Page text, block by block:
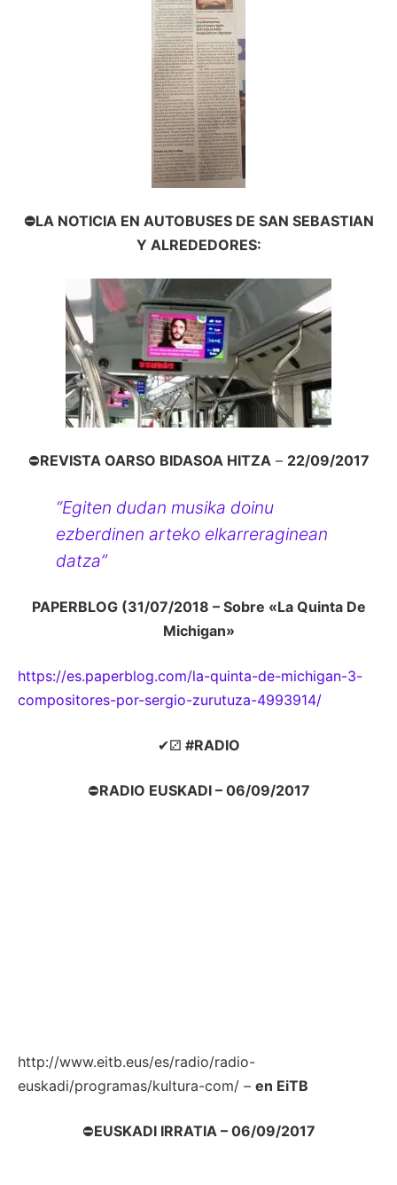
⛔LA NOTICIA EN AUTOBUSES DE SAN SEBASTIAN
Y ALREDEDORES:
⛔REVISTA OARSO BIDASOA HITZA – 22/09/2017
“Egiten dudan musika doinu
ezberdinen arteko elkarreraginean
datza”
PAPERBLOG (31/07/2018 – Sobre «La Quinta De
Michigan»
https://es.paperblog.com/la-quinta-de-michigan-3-
compositores-por-sergio-zurutuza-4993914/
✔⚂ #RADIO
⛔RADIO EUSKADI – 06/09/2017
http://www.eitb.eus/es/radio/radio-
euskadi/programas/kultura-com/ – en EiTB
⛔EUSKADI IRRATIA – 06/09/2017